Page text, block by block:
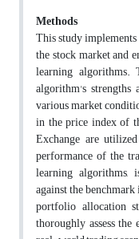
Methods
This study
the stock market and
learning algorithms.
algorithm's strengths
various market
in the price index of
Exchange are
performance of the
learning algorithms,
against the
portfolio allocation
thoroughly assess